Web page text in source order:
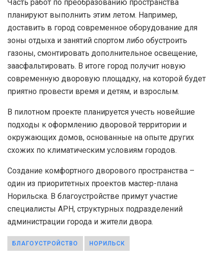
Часть работ по преобразованию пространства
планируют выполнить этим летом. Например,
доставить в город современное оборудование для
зоны отдыха и занятий спортом либо обустроить
газоны, смонтировать дополнительное освещение,
заасфальтировать. В итоге город получит новую
современную дворовую площадку, на которой будет
приятно провести время и детям, и взрослым.
В пилотном проекте планируется учесть новейшие
подходы к оформлению дворовой территории и
окружающих домов, основанные на опыте других
схожих по климатическим условиям городов.
Создание комфортного дворового пространства –
один из приоритетных проектов мастер-плана
Норильска. В благоустройстве примут участие
специалисты АРН, структурных подразделений
администрации города и жители двора.
БЛАГОУСТРОЙСТВО НОРИЛЬСК